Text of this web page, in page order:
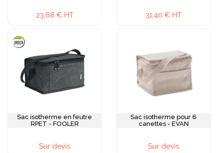
23,68 € HT 31,40 € HT
Sac isotherme en feutre
RPET - FOOLER
Sur devis
Sac isotherme pour 6
canettes - EVAN
Sur devis